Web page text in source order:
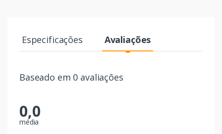
Especificações Avaliações
Baseado em 0 avaliações
0,0
média